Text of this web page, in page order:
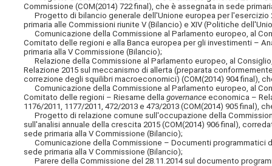
Commissione (COM(2014) 722 final), che è assegnata in sede
Progetto di bilancio generale dell'Unione europea per l'esercizio
primaria alle Commissioni riunite V (Bilancio) e XIV (Politiche
Comunicazione della Commissione al Parlamento europeo, al
Comitato delle regioni e alla Banca europea per gli investimenti –
primaria alla V Commissione (Bilancio);
Relazione della Commissione al Parlamento europeo, al
Relazione 2015 sul meccanismo di allerta (preparata
correzione degli squilibri macroeconomici) (COM(2014) 904 final),
Comunicazione della Commissione al Parlamento europeo, al
Comitato delle regioni – Riesame dellagovernance economica –
1176/2011, 1177/2011, 472/2013 e 473/2013 (COM(2014) 905 final),
Progetto di relazione comune sull'occupazione della
sull'analisi annuale della crescita 2015 (COM(2014) 906 final),
sede primaria alla V Commissione (Bilancio);
Comunicazione della Commissione – Documenti programmatici
sede primaria alla V Commissione (Bilancio);
Parere della Commissione del 28.11.2014 sul documento